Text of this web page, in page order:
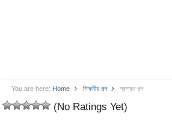
You are here: Home শিক্ষনীয় গল্প শ্বাশ্বত গল্প
(No Ratings Yet)